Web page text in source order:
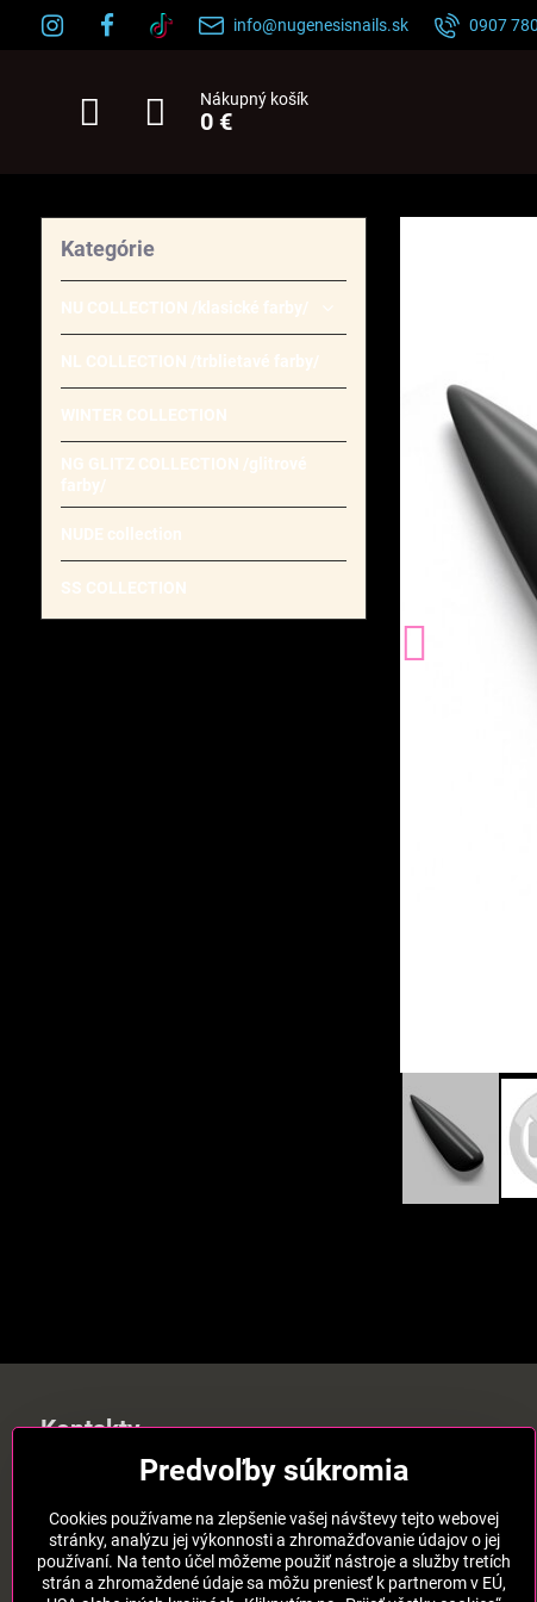
info@nugenesisnails.sk 0907
Nákupný košík
0 €
Kategórie
NU COLLECTION /klasické farby/
NL COLLECTION /trblietavé farby/
WINTER COLLECTION
NG GLITZ COLLECTION /glitrové
farby/
NUDE collection
SS COLLECTION
Kontakty
Katarína Markechová
Obora 737
916 24 Horná Streda
IČO: 47840838
DIČ: 1081238378
Predvoľby súkromia
Cookies používame na zlepšenie vašej návštevy tejto webovej
stránky, analýzu jej výkonnosti a zhromažďovanie údajov o jej
používaní. Na tento účel môžeme použiť nástroje a služby tretích
strán a zhromaždené údaje sa môžu preniesť k partnerom v EÚ,